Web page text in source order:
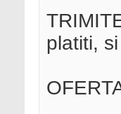
platiti,